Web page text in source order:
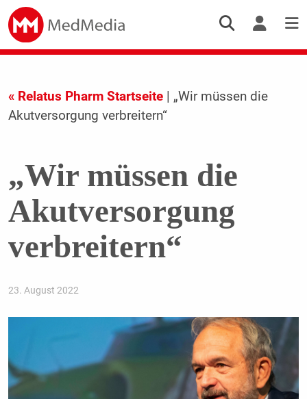
« Relatus Pharm Startseite| „Wir müssen die
Akutversorgung verbreitern“
„Wir müssen die
Akutversorgung
verbreitern“
23. August 2022